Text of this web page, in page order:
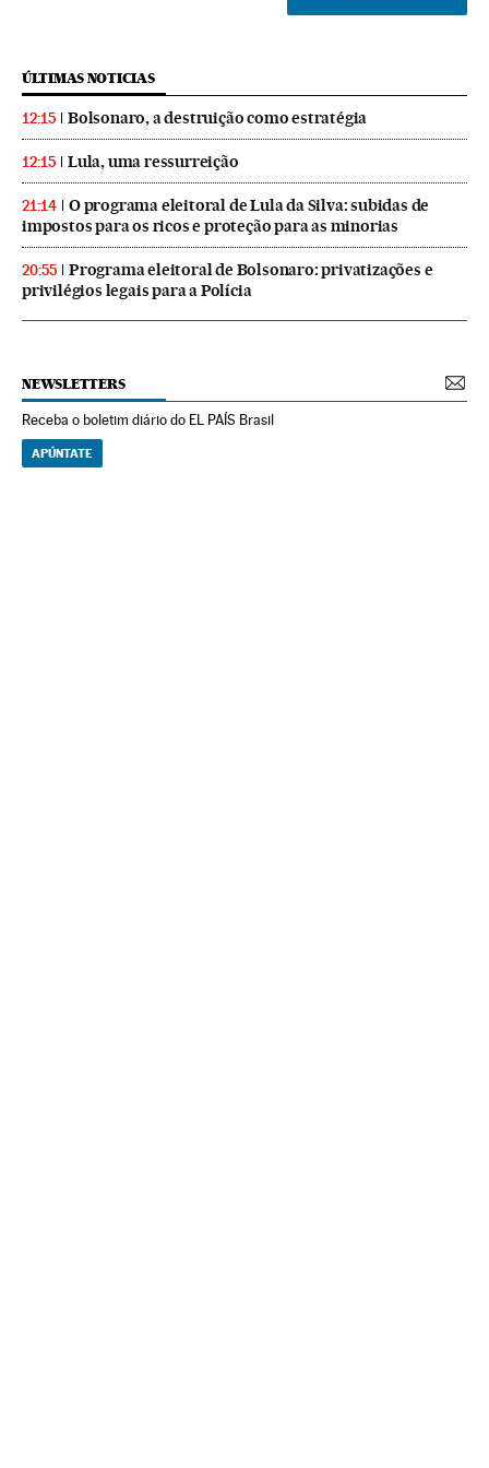
ÚLTIMAS NOTICIAS
12:15 Bolsonaro, a destruição como estratégia
12:15 Lula, uma ressurreição
21:14
O programa eleitoral de Lula da Silva: subidas de
impostos para os ricos e proteção para as minorias
20:55
Programa eleitoral de Bolsonaro: privatizações e
privilégios legais para a Polícia
NEWSLETTERS
Receba o boletim diário do EL PAÍS Brasil
APÚNTATE